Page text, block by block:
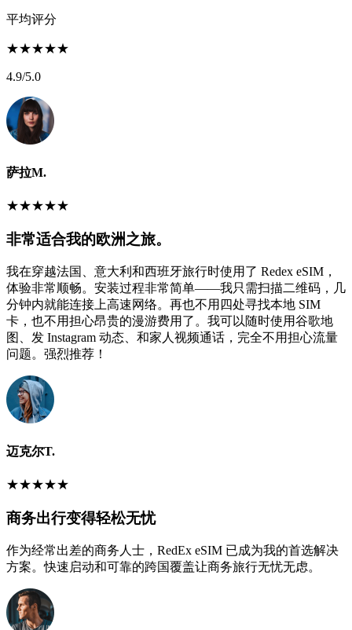
平均评分
★★★★★
4.9/5.0
萨拉M.
★★★★★
非常适合我的欧洲之旅。
我在穿越法国、意大利和西班牙旅行时使用了 Redex eSIM，
体验非常顺畅。安装过程非常简单——我只需扫描二维码，几
分钟内就能连接上高速网络。再也不用四处寻找本地 SIM
卡，也不用担心昂贵的漫游费用了。我可以随时使用谷歌地
图、发 Instagram 动态、和家人视频通话，完全不用担心流量
问题。强烈推荐！
迈克尔T.
★★★★★
商务出行变得轻松无忧
作为经常出差的商务人士，RedEx eSIM 已成为我的首选解决
方案。快速启动和可靠的跨国覆盖让商务旅行无忧无虑。